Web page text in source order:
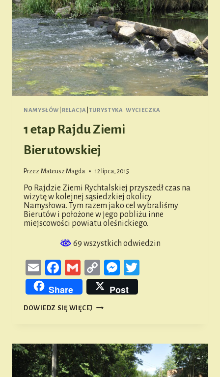
NAMYSŁÓW RELACJA TURYSTYKA |WYCIECZKA
1 etap Rajdu Ziemi
Bierutowskiej
Przez Mateusz Magda 12 lipca, 2015
Po Rajdzie Ziemi Rychtalskiej przyszedł czas na
wizytę w kolejnej sąsiedzkiej okolicy
Namysłowa. Tym razem jako cel wybraliśmy
Bierutów i położone w jego pobliżu inne
miejscowości powiatu oleśnickiego.
69 wszystkich odwiedzin
EmailFacebook
GmailCopy
Link
Messenger
Share Post
DOWIEDZ SIĘ WIĘCEJ